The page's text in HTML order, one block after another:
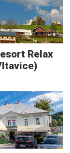
Relax